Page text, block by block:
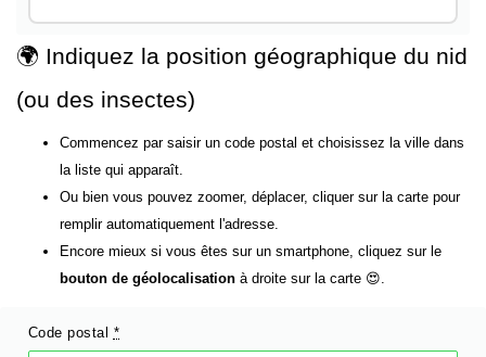
🌍 Indiquez la position géographique du nid
(ou des insectes)
Commencez par saisir un code postal et choisissez la ville dans
la liste qui apparaît.
Ou bien vous pouvez zoomer, déplacer, cliquer sur la carte pour
remplir automatiquement l'adresse.
Encore mieux si vous êtes sur un smartphone, cliquez sur le
bouton de géolocalisation à droite sur la carte 😍.
Code postal *